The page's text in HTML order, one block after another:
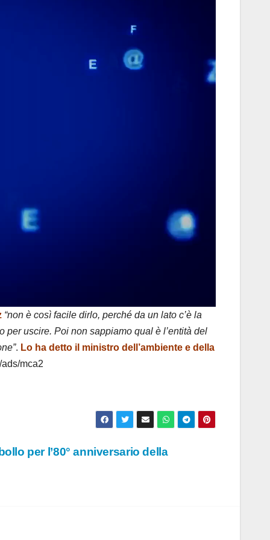
“non è così facile dirlo, perché da un lato c’è la
uscire. Poi non sappiamo qual è l’entità del
. Lo ha detto il ministro dell’ambiente e della
mca2
per l’80° anniversario della